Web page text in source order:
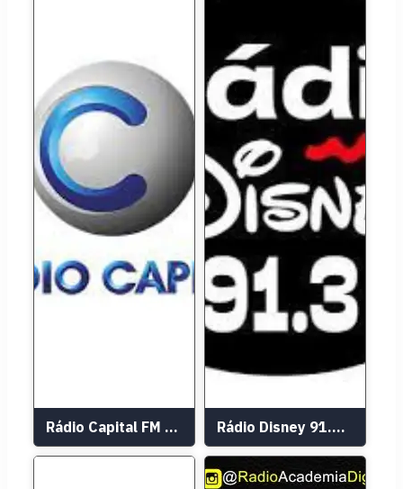
Rádio Capital FM 77.5 AM 1040 Rádio Disney 91.3 FM